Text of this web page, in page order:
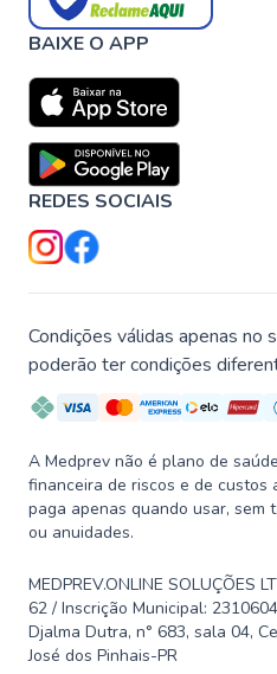
BAIXE O APP
REDES SOCIAIS
Condições válidas apenas no
poderão ter condições
A Medprev não é plano de
financeira de riscos e de custos
paga apenas quando usar, sem
ou anuidades.
MEDPREV.ONLINE SOLUÇÕES
62 / Inscrição Municipal:
Djalma Dutra, n° 683, sala 04,
José dos Pinhais-PR